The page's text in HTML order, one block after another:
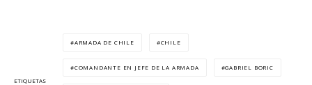
ETIQUETAS
ARMADA DE CHILE CHILE
COMANDANTE EN JEFE DE LA ARMADA GABRIEL BORIC